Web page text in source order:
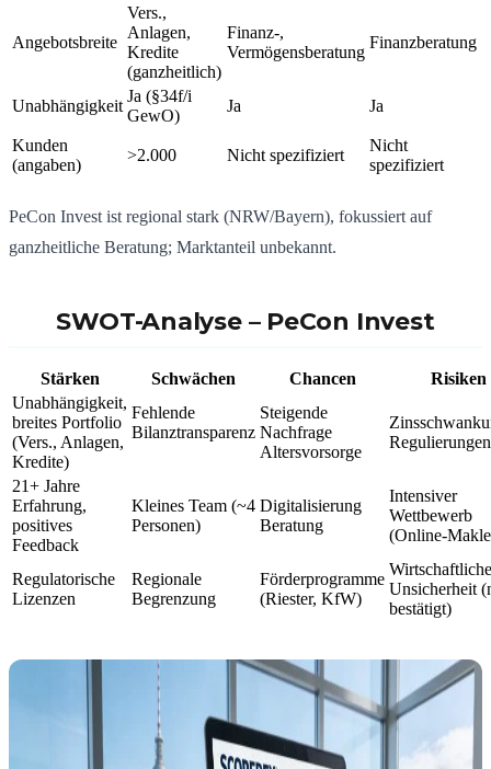
Angebotsbreite
Vers.,
Anlagen,
Kredite
(ganzheitlich)
Finanz-,
Vermögensberatung
Finanzberatung
Unabhängigkeit
Ja (§34f/i
GewO)
Ja Ja
Kunden
(angaben)
>2.000 Nicht spezifiziert
Nicht
spezifiziert
PeCon Invest ist regional stark (NRW/Bayern), fokussiert auf
ganzheitliche Beratung; Marktanteil unbekannt.
SWOT-Analyse – PeCon Invest
Stärken Schwächen Chancen
Risiken
Unabhängigkeit,
breites Portfolio
(Vers., Anlagen,
Kredite)
Fehlende
Bilanztransparenz
Steigende
Nachfrage
Altersvorsorge
21+ Jahre
Erfahrung,
positives
Feedback
Kleines Team (~4
Personen)
Digitalisierung
Beratung
Intensiver
Wettbewerb
(Online-
Regulatorische
Lizenzen
Regionale
Begrenzung
Förderprogramme
(Riester, KfW)
Wirtschaftliche
Unsicherheit
bestätigt)